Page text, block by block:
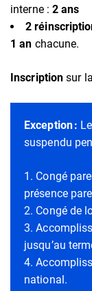
interne : 2 ans
2
1 an chacune.
Inscription sur
Exception :
suspendu
Congé
présence
Congé de
jusqu’au
national.